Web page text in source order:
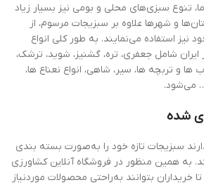
تنوع سبزی‌های محلی و بومی نیز بسیار زیاد
و شهرها علاوه بر سبزیجات مرسوم، از
نیز استفاده می‌نمایند. به طور کلی انواع
شامل جعفری، تره، گشنیز، شوید، ترشک،
ها و تربچه ها، سیر، شاهی، انواع نعناع ها،
می‌شود.
شده
سبزیجات تازه خود را به‌صورت بسته بندی
به همین منظور در فروشگاه آنلاین کشاورزی
بتوانند به‌راحتی محصولات موردنیاز